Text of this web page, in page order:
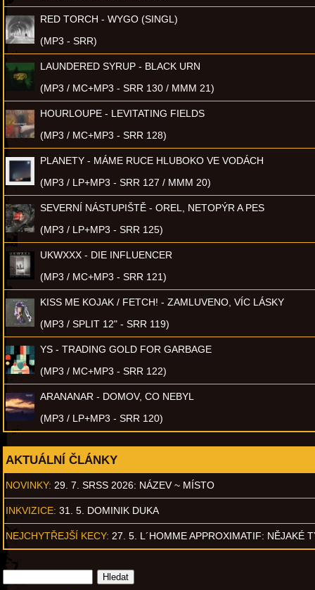
RED TORCH - WYGO (SINGL)
(MP3 - SRR)
LAUNDERED SYRUP - BLACK URN
(MP3 / MC+MP3 - SRR 130 / MMM 21)
HOURLOUPE - LEVITATING FIELDS
(MP3 / MC+MP3 - SRR 128)
PLANETY - MÁME RUCE HLUBOKO VE VODÁCH
(MP3 / LP+MP3 - SRR 127 / MMM 20)
SEVERNÍ NÁSTUPIŠTĚ - OREL, NETOPÝR A PES
(MP3 / LP+MP3 - SRR 125)
UKWXXX - DIE INFLUENCER
(MP3 / MC+MP3 - SRR 121)
KISS ME KOJAK / FETCH! - ZAMLUVENO, VÍC LÁSKY
(MP3 / SPLIT 12" - SRR 119)
YS - TRADING GOLD FOR GARBAGE
(MP3 / MC+MP3 - SRR 122)
ARANANAR - DOMOV, CO NEBYL
(MP3 / LP+MP3 - SRR 120)
AKTUÁLNÍ ČLÁNKY
NOVINKY: 29. 7. SRSS 2026: NÁZEV ~ MÍSTO
INKVIZICE: 31. 5. DOMINIK DUKA
NEJCHYTŘEJŠÍ KECY: 27. 5. L´HOMME APPROXIMATIF: NĚJAKÉ